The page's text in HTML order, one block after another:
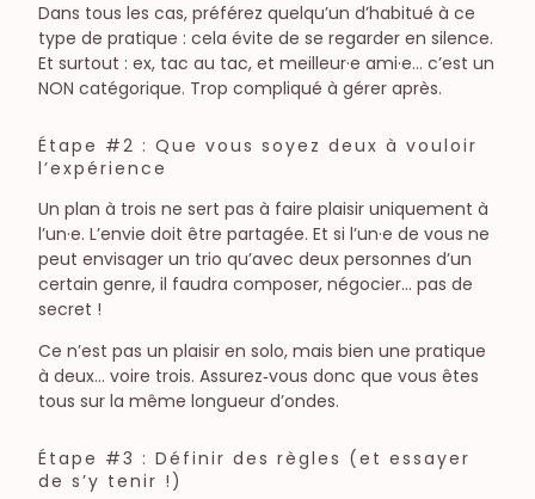
Dans tous les cas, préférez quelqu’un d’habitué à ce
type de pratique : cela évite de se regarder en silence.
Et surtout : ex, tac au tac, et meilleur·e ami·e… c’est un
NON catégorique. Trop compliqué à gérer après.
Étape #2 : Que vous soyez deux à vouloir
l’expérience
Un plan à trois ne sert pas à faire plaisir uniquement à
l’un·e. L’envie doit être partagée. Et si l’un·e de vous ne
peut envisager un trio qu’avec deux personnes d’un
certain genre, il faudra composer, négocier… pas de
secret !
Ce n’est pas un plaisir en solo, mais bien une pratique
à deux… voire trois. Assurez‑vous donc que vous êtes
tous sur la même longueur d’ondes.
Étape #3 : Définir des règles (et essayer
de s’y tenir !)